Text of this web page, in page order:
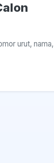
urut, nama,